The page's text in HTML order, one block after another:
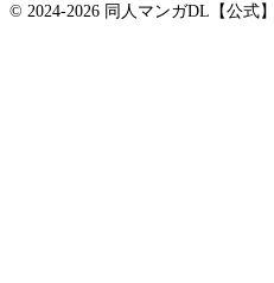
© 2024-2026 同人マンガDL【公式】.